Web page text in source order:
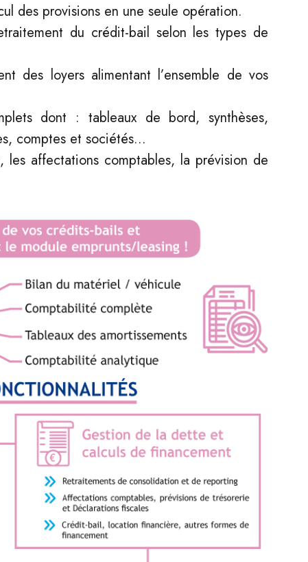
des provisions en une seule opération.
du crédit-bail selon les types de
des loyers alimentant l’ensemble de vos
dont : tableaux de bord, synthèses,
comptes et sociétés...
les affectations comptables, la prévision de